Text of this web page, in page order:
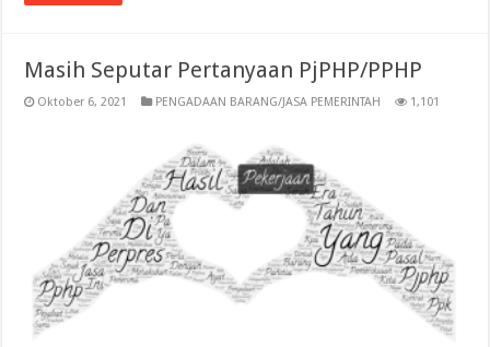
Masih Seputar Pertanyaan PjPHP/PPHP
Oktober 6, 2021 PENGADAAN BARANG/JASA PEMERINTAH 1,101